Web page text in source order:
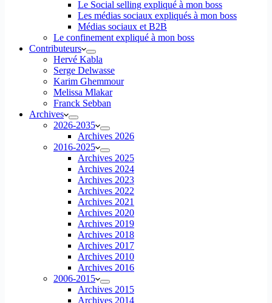
Le Social selling expliqué à mon boss
Les médias sociaux expliqués à mon boss
Médias sociaux et B2B
Le confinement expliqué à mon boss
Contributeurs
Hervé Kabla
Serge Delwasse
Karim Ghemmour
Melissa Mlakar
Franck Sebban
Archives
2026-2035
Archives 2026
2016-2025
Archives 2025
Archives 2024
Archives 2023
Archives 2022
Archives 2021
Archives 2020
Archives 2019
Archives 2018
Archives 2017
Archives 2010
Archives 2016
2006-2015
Archives 2015
Archives 2014